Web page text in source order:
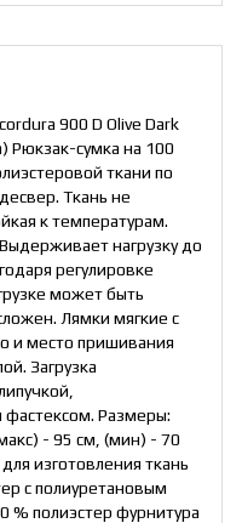
900 D Olive Dark
Рюкзак-сумка на 100
ткани ​по
Ткань не
к температурам.
нагрузку до
регулировке
может быть
Лямки мягкие с
и место пришивания
Загрузка
фастексом. Размеры:
- 95 см, (мин) - 70
изготовления ткань
с полиуретановым
полиэстер фурнитура